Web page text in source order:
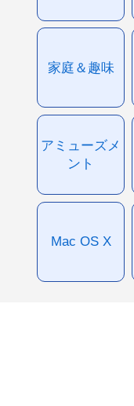
家庭＆趣味
アミューズメ
ント
Mac OS X